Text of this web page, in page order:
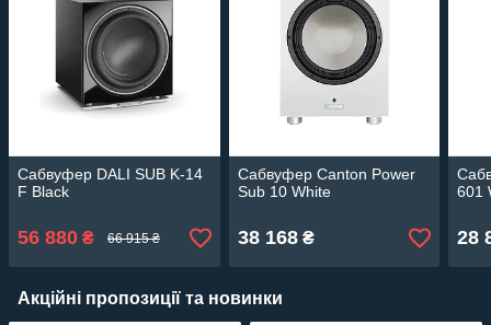
Сабвуфер DALI SUB K-14
F Black
56 880 ₴ 66 915 ₴
Сабвуфер Canton Power
Sub 10 White
38 168₴
601
28
Акційні пропозиції та новинки